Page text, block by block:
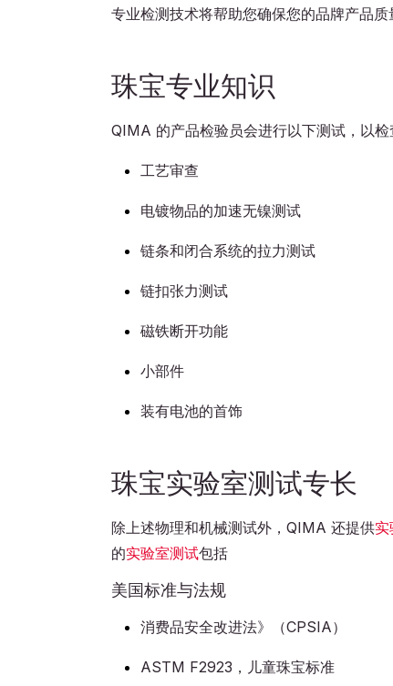
专业检测技术将帮助您确保您的品牌产品质
珠宝专业知识
QIMA 的产品检验员会进行以下测试，以检
工艺审查
电镀物品的加速无镍测试
链条和闭合系统的拉力测试
链扣张力测试
磁铁断开功能
小部件
装有电池的首饰
珠宝实验室测试专长
除上述物理和机械测试外，QIMA 还提供
的实验室测试包括
美国标准与法规
消费品安全改进法》（CPSIA）
ASTM F2923，儿童珠宝标准